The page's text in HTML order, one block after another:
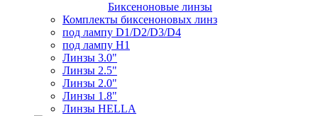
Биксеноновые линзы
Комплекты биксеноновых линз
под лампу D1/D2/D3/D4
под лампу Н1
Линзы 3.0"
Линзы 2.5"
Линзы 2.0"
Линзы 1.8"
Линзы HELLA